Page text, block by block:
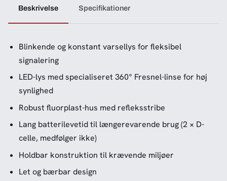
Beskrivelse Specifikationer
Blinkende og konstant varsellys for fleksibel
signalering
LED-lys med specialiseret 360° Fresnel-linse for høj
synlighed
Robust fluorplast-hus med refleksstribe
Lang batterilevetid til længerevarende brug (2 × D-
celle, medfølger ikke)
Holdbar konstruktion til krævende miljøer
Let og bærbar design